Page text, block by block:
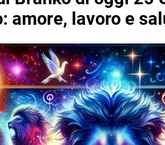
amore, lavoro e